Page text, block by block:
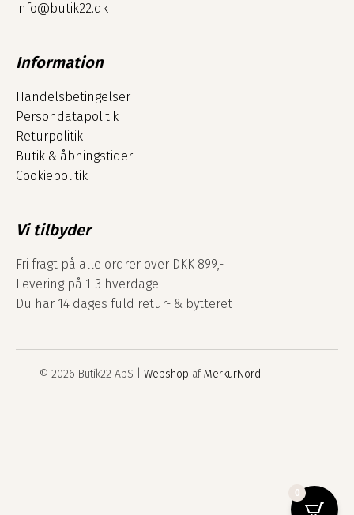
info@butik22.dk
Information
Handelsbetingelser
Persondatapolitik
Returpolitik
Butik & åbningstider
Cookiepolitik
Vi tilbyder
Fri fragt på alle ordrer over DKK 899,-
Levering på 1-3 hverdage
Du har 14 dages fuld retur- & bytteret
© 2026 Butik22 ApS | Webshop afMerkurNord
0